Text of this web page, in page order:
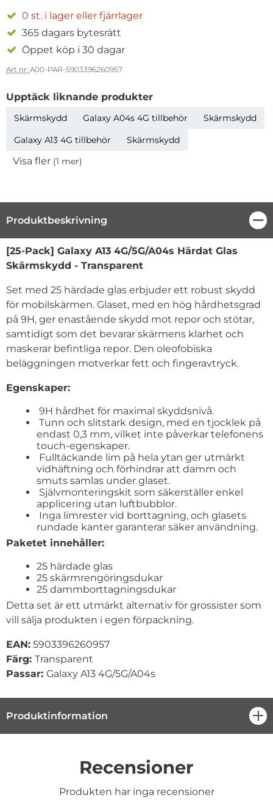
0 st. i lager eller fjärrlager
365 dagars bytesrätt
Öppet köp i 30 dagar
Art nr: A00-PAR-5903396260957
Upptäck liknande produkter
Skärmskydd Galaxy A04s 4G tillbehör
Skärmskydd
Galaxy A13 4G tillbehör
Skärmskydd
Visa fler (1 mer)
Produktbeskrivning
Produktbeskrivning
[25-Pack] Galaxy A13 4G/5G/A04s Härdat Glas
Skärmskydd - Transparent
Set med 25 härdade glas erbjuder ett robust skydd
för mobilskärmen. Glaset, med en hög hårdhetsgrad
på 9H, ger enastående skydd mot repor och stötar,
samtidigt som det bevarar skärmens klarhet och
maskerar befintliga repor. Den oleofobiska
beläggningen motverkar fett och fingeravtryck.
Egenskaper:
9H hårdhet för maximal skyddsnivå.
Tunn och slitstark design, med en tjocklek på
endast 0,3 mm, vilket inte påverkar telefonens
touch-egenskaper.
Fulltäckande lim på hela ytan ger utmärkt
vidhäftning och förhindrar att damm och
smuts samlas under glaset.
Självmonteringskit som säkerställer enkel
applicering utan luftbubblor.
Inga limrester vid borttagning, och glasets
rundade kanter garanterar säker användning.
Paketet innehåller:
25 härdade glas
25 skärmrengöringsdukar
25 dammborttagningsdukar
Detta set är ett utmärkt alternativ för grossister som
vill sälja produkten i egen förpackning.
EAN: 5903396260957
Färg: Transparent
Passar: Galaxy A13 4G/5G/A04s
Produktinformation
Recensioner
Produkten har inga recensioner